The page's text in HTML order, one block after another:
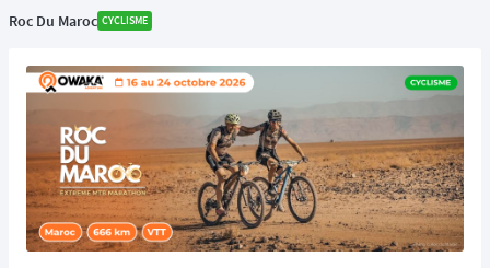
Roc Du Maroc CYCLISME